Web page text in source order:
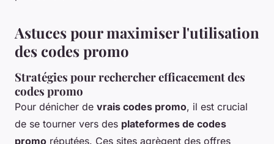
Astuces pour maximiser l'utilisation
des codes promo
Stratégies pour rechercher efficacement des
codes promo
Pour dénicher de vrais codes promo, il est crucial
de se tourner vers des plateformes de codes
promo réputées. Ces sites agrègent des offres